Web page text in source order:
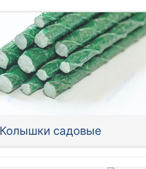
Колышки садовые